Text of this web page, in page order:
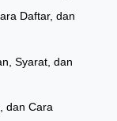
Daftar, dan
Syarat, dan
dan Cara